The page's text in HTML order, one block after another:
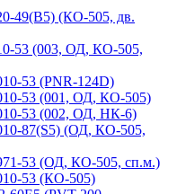
49(B5) (КО-505, дв.
53 (003, ОД, КО-505,
53 (PNR-124D)
53 (001, ОД, КО-505)
53 (002, ОД, НК-6)
87(S5) (ОД, КО-505,
53 (ОД, КО-505, сп.м.)
53 (КО-505)